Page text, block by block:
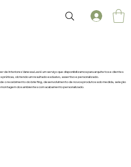
de Interiores Vanessa Lavi é um serviço que disponibilizamos para arquitetos e clientes
práticas, obtendo um resultado exclusivo, assertivo e personalizado.
o recebimento do briefing, desenvolvimento de novos produtos sob medida, seleção
dos ambientes com acabamento personalizado.